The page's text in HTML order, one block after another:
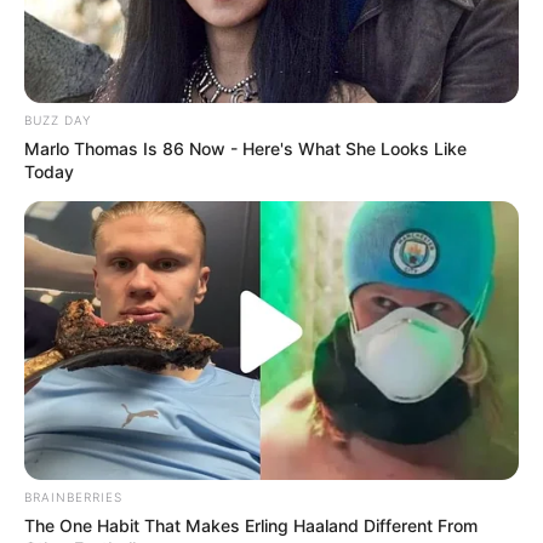
ΔΕΝ ΕΧΟΥΜΕ ΜΟΝΟ ΑΔΙΑΣΕΙΣΤΑ ΣΤΟΙΧΕΙΑ ΝΑ
ΠΑΡΟΥΣΙΑΣΟΥΜΕ ΣΤΟ ΔΙΚΑΣΤΗΡΙΟ, ΑΛΛΑ ΟΛΑ ΑΥΤΑ ΤΑ
ΣΤΟΙΧΕΙΑ ΘΑ ΠΡΕΠΕΙ ΝΑ ΜΕΤΑΤΡΑΠΟΥΝ ΣΕ ΠΟΙΝΙΚΕΣ
ΔΙΩΞΕΙΣ…..ΓΙΑ ΑΠΑΤΗ ΚΑΙ ΣΥΝΟΜΩΣΙΑ ΣΕ
BUZZ DAY
Marlo Thomas Is 86 Now - Here's What She Looks Like
Today
BRAINBERRIES
The One Habit That Makes Erling Haaland Different From